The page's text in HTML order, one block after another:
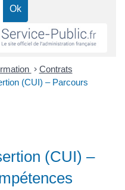
> Contrats
(CUI) – Parcours
(CUI) –